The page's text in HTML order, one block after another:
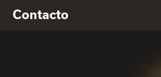
Contacto